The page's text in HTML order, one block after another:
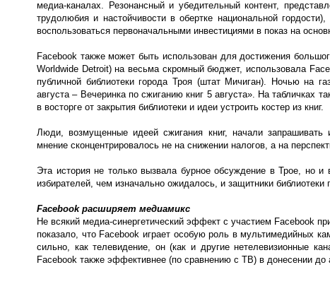
медиа-каналах. Резонансный и убедительный контент,
трудолюбия и настойчивости в обертке национальной
воспользоваться первоначальными инвестициями в показ на
Facebook также может быть использован для достижения
Worldwide Detroit) на весьма скромный бюджет, использовала
публичной библиотеки города Троя (штат Мичиган). Ночью на
августа – Вечеринка по сжиганию книг 5 августа». На табличках
в восторге от закрытия библиотеки и идеи устроить костер из книг.
Люди, возмущенные идеей сжигания книг, начали
мнение сконцентрировалось не на снижении налогов, а на
Эта история не только вызвала бурное обсуждение в Трое, но
избирателей, чем изначально ожидалось, и защитники библиотеки
Facebook расширяет медиамикс
Не всякий медиа-синергетический эффект с участием Facebook
показало, что Facebook играет особую роль в мультимедийных
сильно, как телевидение, он (как и другие нетелевизионные
Facebook также эффективнее (по сравнению с ТВ) в донесении до